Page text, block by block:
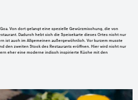
Von dort gelangt eine spezielle Gewürzmischung, die von
Dadurch hebt sich die Speisekarte dieses Ortes nicht nur
ist auch im Allgemeinen außergewöhnlich. Vor kurzem musste
den zweiten Stock des Restaurants eröffnen. Hier wird nicht nur
eher eine moderne indisch inspirierte Küche mit den